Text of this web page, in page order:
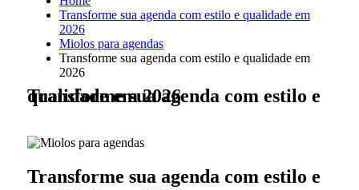
Transforme sua agenda com estilo e qualidade em
2026
Miolos para agendas
Transforme sua agenda com estilo e qualidade em
2026
Transforme sua agenda com estilo e qualidade em 2026
Transforme sua agenda com estilo e